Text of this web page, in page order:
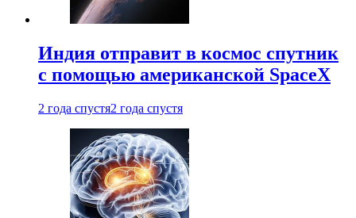
Индия отправит в космос спутник
с помощью американской SpaceX
2 года спустя2 года спустя